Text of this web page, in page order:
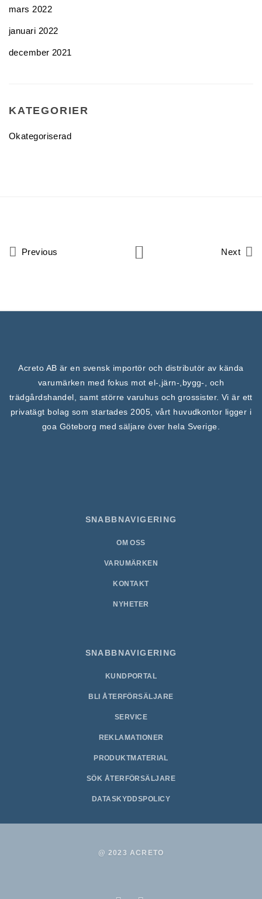
mars 2022
januari 2022
december 2021
KATEGORIER
Okategoriserad
Previous Next
Acreto AB är en svensk importör och distributör av kända
varumärken med fokus mot el-,järn-,bygg-, och
trädgårdshandel, samt större varuhus och grossister. Vi är ett
privatägt bolag som startades 2005, vårt huvudkontor ligger i
goa Göteborg med säljare över hela Sverige.
SNABBNAVIGERING
OM OSS
VARUMÄRKEN
KONTAKT
NYHETER
SNABBNAVIGERING
KUNDPORTAL
BLI ÅTERFÖRSÄLJARE
SERVICE
REKLAMATIONER
PRODUKTMATERIAL
SÖK ÅTERFÖRSÄLJARE
DATASKYDDSPOLICY
@ 2023 ACRETO